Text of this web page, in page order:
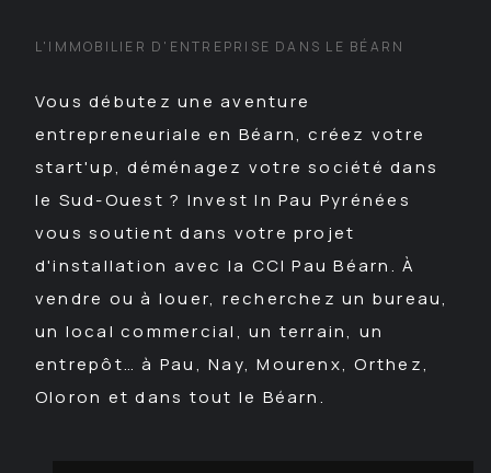
L'IMMOBILIER D'ENTREPRISE DANS LE BÉARN
Vous débutez une aventure
entrepreneuriale en Béarn, créez votre
start'up, déménagez votre société dans
le Sud-Ouest ? Invest In Pau Pyrénées
vous soutient dans votre projet
d'installation avec la CCI Pau Béarn. À
vendre ou à louer, recherchez un bureau,
un local commercial, un terrain, un
entrepôt… à Pau, Nay, Mourenx, Orthez,
Oloron et dans tout le Béarn.